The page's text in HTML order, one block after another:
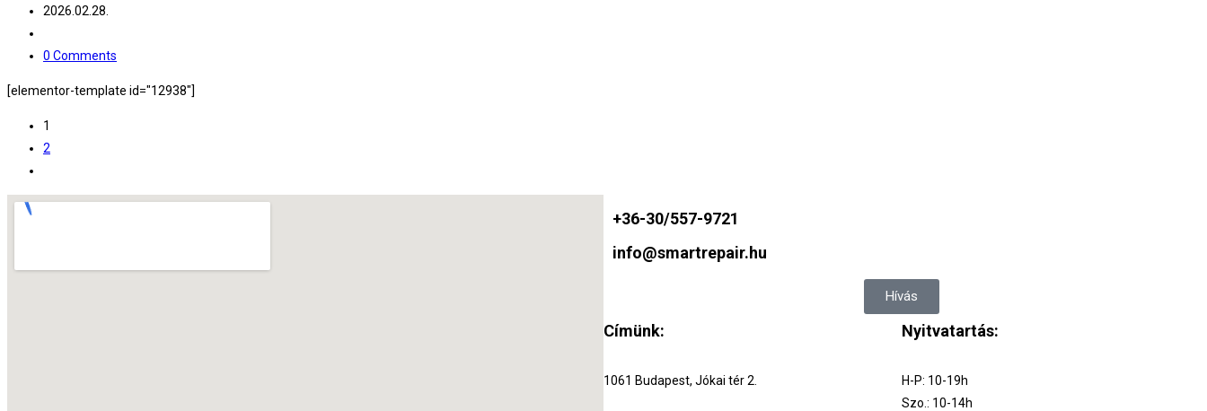
2026.02.28.
0 Comments
[elementor-template id="12938"]
1
2
+36-30/557-9721
info@smartrepair.hu
Hívás
Címünk:
1061 Budapest, Jókai tér 2.
Nyitvatartás:
H-P: 10-19h
Szo.: 10-14h